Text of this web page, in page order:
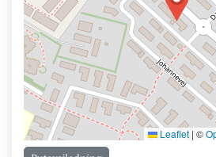
Leaflet | ©